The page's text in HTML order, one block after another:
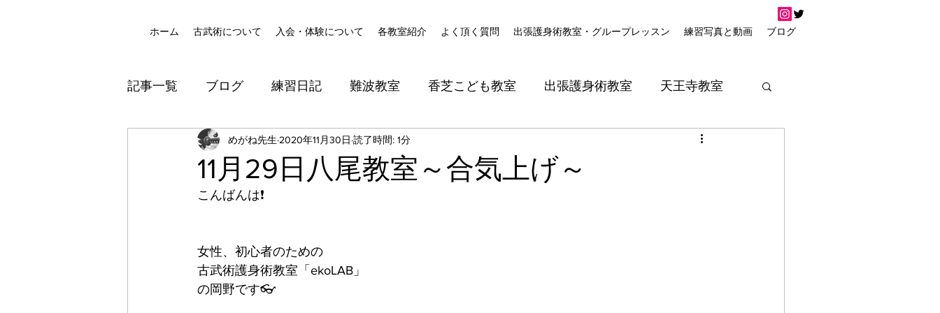
ホーム 古武術について 入会・体験について 各教室紹介 よく頂く質問 出張護身術教室・グループレッスン 練習写真と動画 ブログ
記事一覧 ブログ 練習日記 難波教室 香芝こども教室 出張護身術教室 天王寺教室
八尾道場 防犯
11月29日八尾教室～合気上げ～
めがね先生 2020年11月30日 読了時間: 1分
こんばんは❗️
女性、初心者のための
古武術護身術教室「ekoLAB」
の岡野です👓